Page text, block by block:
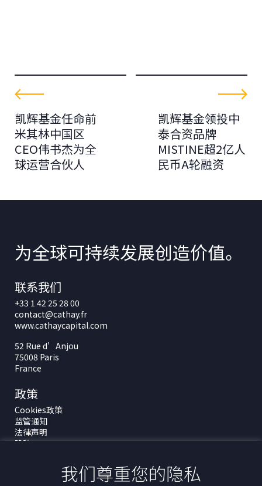
凯辉基金任命前
米其林中国区
CEO伟书杰为全
球运营合伙人
凯辉基金领投中
泰合资品牌
MISTINE超2亿人
民币A轮融资
为全球可持续发展创造价值。
联系我们
+33 1 42 25 28 00
contact@cathay.fr
www.cathaycapital.com
52 Rue d’Anjou
75008 Paris
France
政策
Cookies政策
监管通知
法律声明
隐私
我们尊重您的隐私